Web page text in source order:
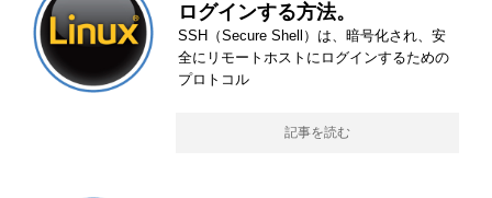
ログインする方法。
SSH（Secure Shell）は、暗号化され、安
全にリモートホストにログインするための
プロトコル
記事を読む